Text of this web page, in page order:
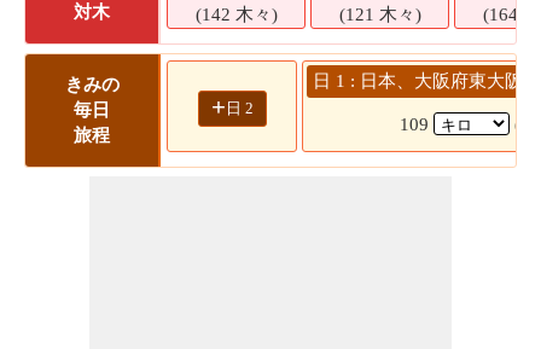
対木
(142 木々)
(121 木々)
(164
きみの
毎日
旅程
+ 日 2
日 1 : 日本、大阪府東大阪
109 (1